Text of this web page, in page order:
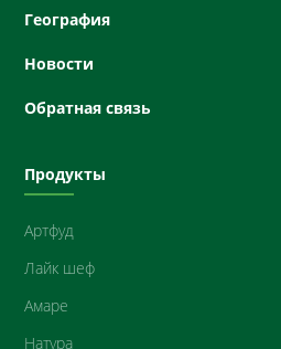
География
Новости
Oбратная связь
Продукты
Артфуд
Лайк шеф
Амарe
Нaтурa